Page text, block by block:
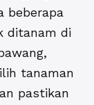
beberapa
ditanam di
tanaman
pastikan